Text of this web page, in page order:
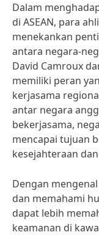
Dalam
di ASEAN, para
menekankan
antara negara-
David Camroux
memiliki peran
kerjasama
antar negara
bekerjasama,
mencapai tujuan
kesejahteraan
Dengan
dan memahami
dapat lebih
keamanan di